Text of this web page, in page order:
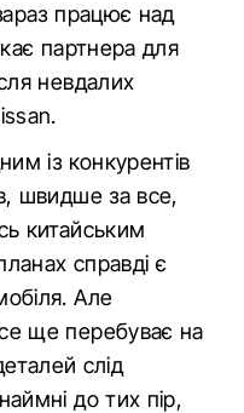
працює над
партнера для
невдалих
із конкурентів
швидше за все,
китайським
справді є
Але
ще перебуває на
слід
до тих пір,